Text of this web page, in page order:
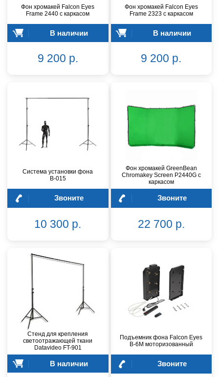
Фон хромакей Falcon Eyes
Frame 2440 с каркасом
В наличии
9 200 р.
Фон хромакей Falcon Eyes
Frame 2323 с каркасом
В наличии
9 200 р.
Система установки фона
В-015
Звоните
10 300 р.
Фон хромакей GreenBean
Chromakey Screen P2440G с
каркасом
Звоните
22 700 р.
Стенд для крепления
светоотражающей ткани
Datavideo FT-901
В наличии
Подъемник фона Falcon Eyes
B-6M моторизованный
Звоните